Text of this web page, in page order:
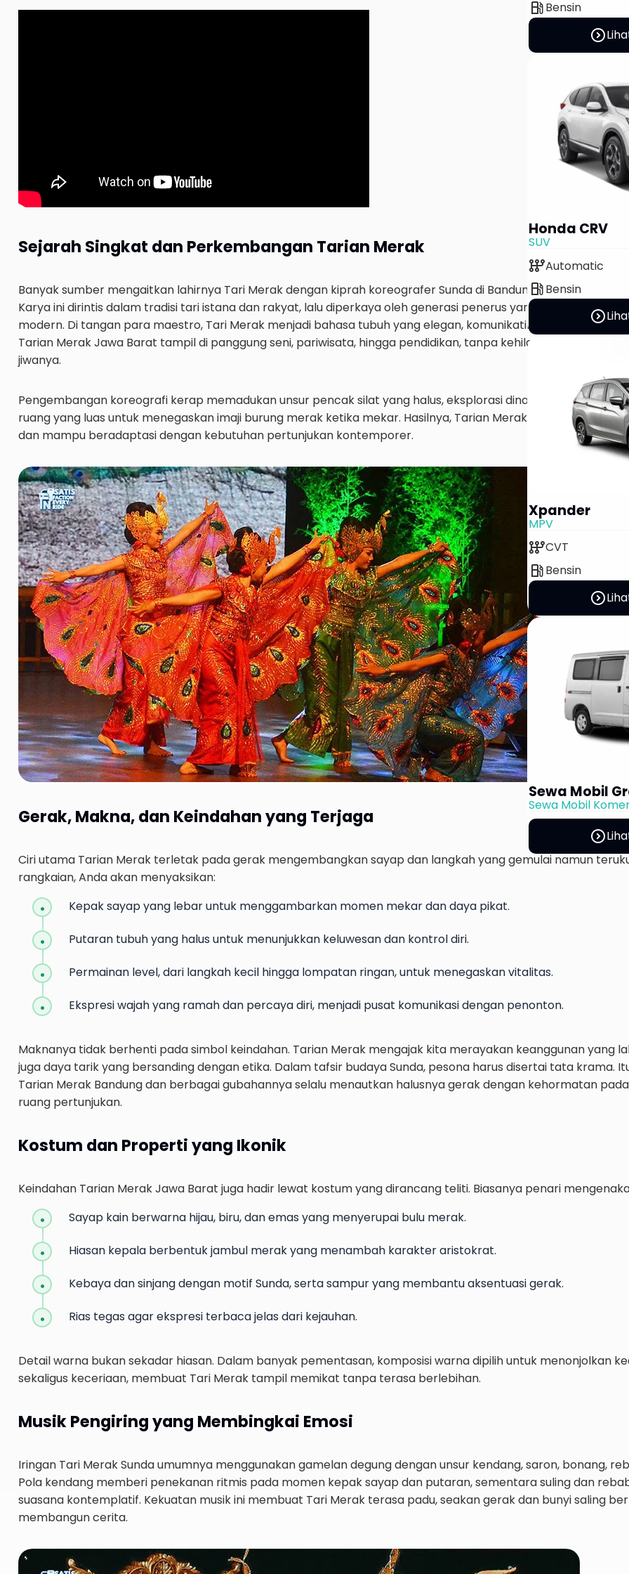
Sejarah Singkat dan Perkembangan Tarian Merak
Banyak sumber mengaitkan lahirnya Tari Merak dengan kiprah koreografer Sunda di Bandung pada paruh
Karya ini dirintis dalam tradisi tari istana dan rakyat, lalu diperkaya oleh generasi penerus yang memberi
modern. Di tangan para maestro, Tari Merak menjadi bahasa tubuh yang elegan, komunikatif, dan mudah
Tarian Merak Jawa Barat tampil di panggung seni, pariwisata, hingga pendidikan, tanpa kehilangan napas
jiwanya.
Pengembangan koreografi kerap memadukan unsur pencak silat yang halus, eksplorasi dinamika tempo, dan
ruang yang luas untuk menegaskan imaji burung merak ketika mekar. Hasilnya, Tarian Merak Sunda terasa
dan mampu beradaptasi dengan kebutuhan pertunjukan kontemporer.
Gerak, Makna, dan Keindahan yang Terjaga
Ciri utama Tarian Merak terletak pada gerak mengembangkan sayap dan langkah yang gemulai namun
rangkaian, Anda akan menyaksikan:
Kepak sayap yang lebar untuk menggambarkan momen mekar dan daya pikat.
Putaran tubuh yang halus untuk menunjukkan keluwesan dan kontrol diri.
Permainan level, dari langkah kecil hingga lompatan ringan, untuk menegaskan vitalitas.
Ekspresi wajah yang ramah dan percaya diri, menjadi pusat komunikasi dengan penonton.
Maknanya tidak berhenti pada simbol keindahan. Tarian Merak mengajak kita merayakan keanggunan yang
juga daya tarik yang bersanding dengan etika. Dalam tafsir budaya Sunda, pesona harus disertai tata krama.
Tarian Merak Bandung dan berbagai gubahannya selalu menautkan halusnya gerak dengan kehormatan
ruang pertunjukan.
Kostum dan Properti yang Ikonik
Keindahan Tarian Merak Jawa Barat juga hadir lewat kostum yang dirancang teliti. Biasanya penari
Sayap kain berwarna hijau, biru, dan emas yang menyerupai bulu merak.
Hiasan kepala berbentuk jambul merak yang menambah karakter aristokrat.
Kebaya dan sinjang dengan motif Sunda, serta sampur yang membantu aksentuasi gerak.
Rias tegas agar ekspresi terbaca jelas dari kejauhan.
Detail warna bukan sekadar hiasan. Dalam banyak pementasan, komposisi warna dipilih untuk menonjolkan
sekaligus keceriaan, membuat Tari Merak tampil memikat tanpa terasa berlebihan.
Musik Pengiring yang Membingkai Emosi
Iringan Tari Merak Sunda umumnya menggunakan gamelan degung dengan unsur kendang, saron, bonang,
Pola kendang memberi penekanan ritmis pada momen kepak sayap dan putaran, sementara suling dan
suasana kontemplatif. Kekuatan musik ini membuat Tari Merak terasa padu, seakan gerak dan bunyi saling
membangun cerita.
local_gas_stationBensin
expand_circle_right
Honda CRV
SUV
auto_transmissionAutomatic
local_gas_stationBensin
expand_circle_right
Xpander
MPV
auto_transmissionCVT
local_gas_stationBensin
expand_circle_right
Sewa Mobil
Sewa Mobil
expand_circle_right